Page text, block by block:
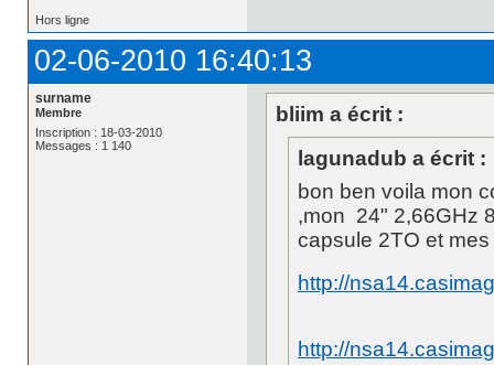
Hors ligne
02-06-2010 16:40:13
surname
Membre
Inscription : 18-03-2010
Messages : 1 140
bliim a écrit :
lagunadub a écrit :
bon ben voila mon
,mon 24" 2,66GHz
capsule 2TO et
http://
http://